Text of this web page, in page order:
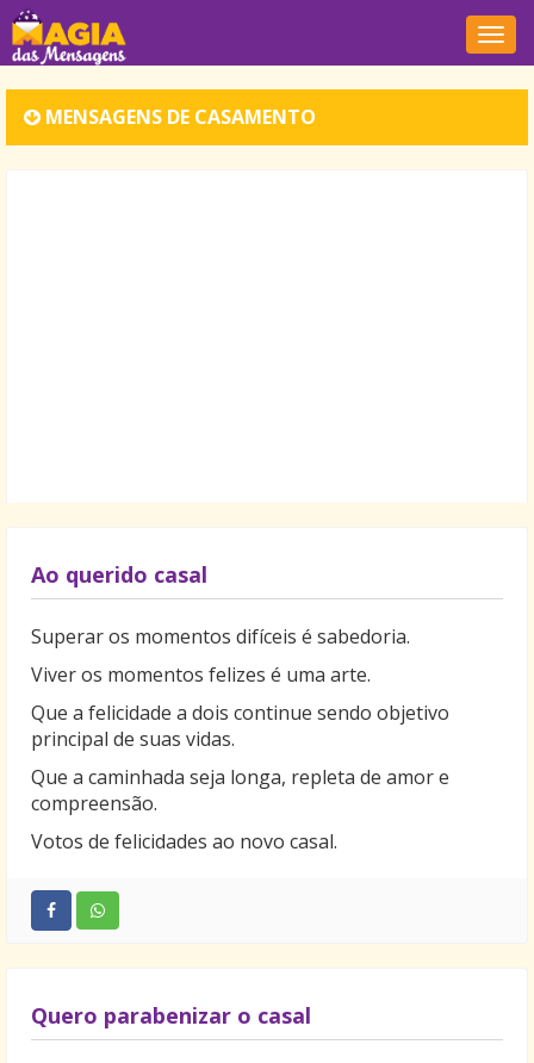
MENSAGENS DE CASAMENTO
Ao querido casal
Superar os momentos difíceis é sabedoria.
Viver os momentos felizes é uma arte.
Que a felicidade a dois continue sendo objetivo
principal de suas vidas.
Que a caminhada seja longa, repleta de amor e
compreensão.
Votos de felicidades ao novo casal.
Quero parabenizar o casal